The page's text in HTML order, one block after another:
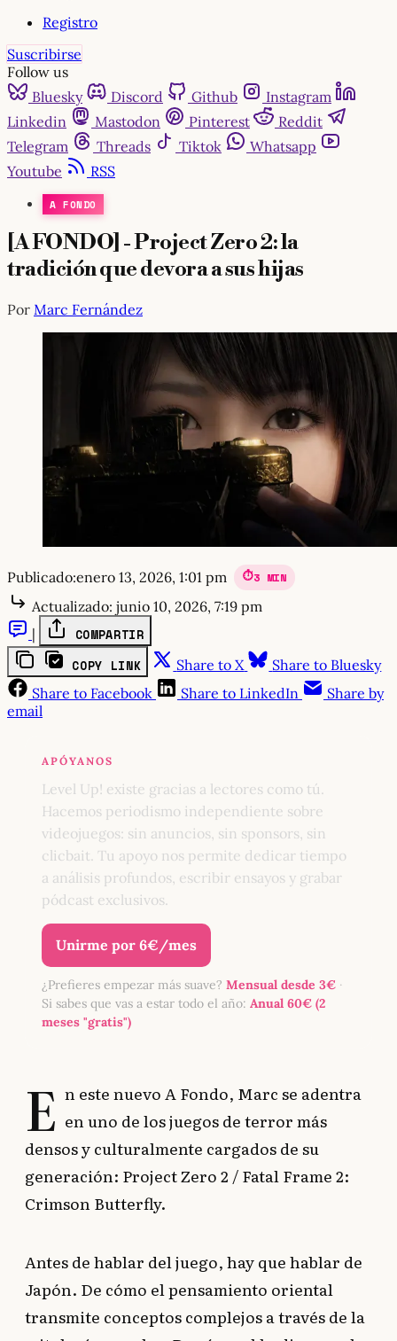
Registro
Suscribirse
Follow us
Bluesky
Discord Github
Instagram
Linkedin
Mastodon Pinterest
Reddit
Telegram
Threads Tiktok
Whatsapp
Youtube
RSS
A FONDO
[A FONDO] - Project Zero 2: la
tradición que devora a sus hijas
Por Marc Fernández
Publicado:enero 13, 2026, 1:01 pm 3 MIN
Actualizado: junio 10, 2026, 7:19 pm
|
COMPARTIR
COPY LINK
Share to X
Share to Bluesky
Share to Facebook
Share to LinkedIn
Share by
email
APÓYANOS
Level Up! existe gracias a lectores como tú.
Hacemos periodismo independiente sobre
videojuegos: sin anuncios, sin sponsors, sin
clicbait. Tu apoyo nos permite dedicar tiempo
a análisis profundos, escribir ensayos y grabar
pódcast exclusivos.
Unirme por 6€/mes
¿Prefieres empezar más suave? Mensual desde 3€ ·
Si sabes que vas a estar todo el año: Anual 60€ (2
meses "gratis")
E n este nuevo A Fondo, Marc se adentra
en uno de los juegos de terror más
densos y culturalmente cargados de su
generación: Project Zero 2 / Fatal Frame 2:
Crimson Butterfly.
Antes de hablar del juego, hay que hablar de
Japón. De cómo el pensamiento oriental
transmite conceptos complejos a través de la